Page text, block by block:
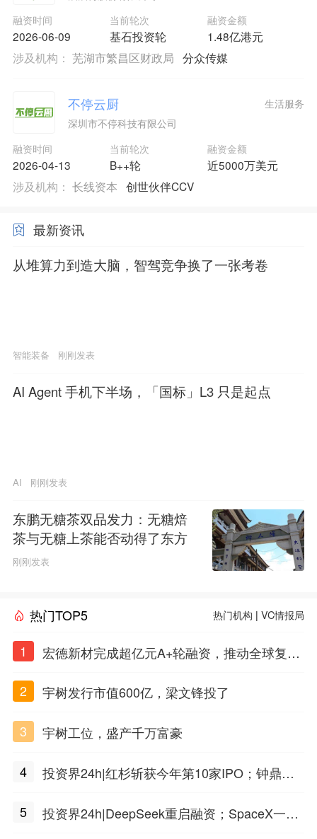
融资时间
2026-06-09
当前轮次
基石投资轮
融资金额
1.48亿港元
涉及机构： 芜湖市繁昌区财政局 分众传媒
不停云厨
深圳市不停科技有限公司
融资时间
2026-04-13
当前轮次
B++轮
融资金额
近5000万美元
生活服务
涉及机构： 长线资本 创世伙伴CCV
最新资讯
从堆算力到造大脑，智驾竞争换了一张考卷
智能装备 刚刚发表
AI Agent 手机下半场，「国标」L3 只是起点
AI 刚刚发表
东鹏无糖茶双品发力：无糖焙
茶与无糖上茶能否动得了东方
树叶的茶饮江山
刚刚发表
热门TOP5 热门机构 |VC情报局
1
宏德新材完成超亿元A+轮融资，推动全球复合
2
宇树发行市值600亿，梁文锋投了
3 宇树工位，盛产千万富豪
4
投资界24h|红杉斩获今年第10家IPO；钟鼎投
水
5
投资界24h|DeepSeek重启融资；SpaceX一夜